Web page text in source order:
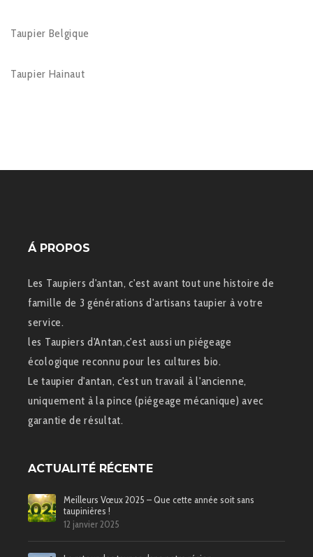
Taupier Belgique
Taupier Hainaut
Á PROPOS
Les Taupiers d'antan, c'est avant tout une histoire de
famille de 3 générations d'artisans taupier à votre
service.
les Taupiers d'Antan,c'est aussi un piégeage
écologique reconnu pour les cultures bio.
Le taupier d'antan, c'est un travail à l'ancienne,
uniquement à la pince (piégeage mécanique) avec
garantie de résultat.
ACTUALITÉ RÉCENTE
Meilleurs Vœux 2025 – Que cette année soit sans
taupinières !
12 janvier 2025